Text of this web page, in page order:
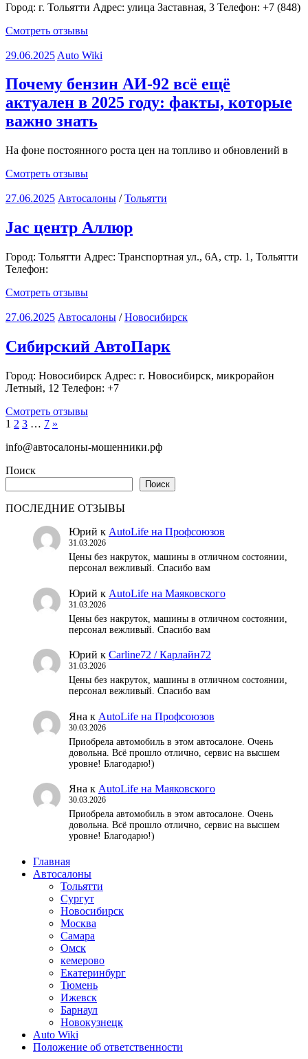
Город: г. Тольятти Адрес: улица Заставная, 3 Телефон: +7 (848)
Смотреть отзывы
29.06.2025 Auto Wiki
Почему бензин АИ-92 всё ещё
актуален в 2025 году: факты, которые
важно знать
На фоне постоянного роста цен на топливо и обновлений в
Смотреть отзывы
27.06.2025 Автосалоны /Тольятти
Jac центр Аллюр
Город: Тольятти Адрес: Транспортная ул., 6А, стр. 1, Тольятти
Телефон:
Смотреть отзывы
27.06.2025 Автосалоны /Новосибирск
Сибирский АвтоПарк
Город: Новосибирск Адрес: г. Новосибирск, микрорайон
Летный, 12 Телефон: +7
Смотреть отзывы
Пагинация
записей
1 2 3 … 7 Следующие
»
info@автосалоны-мошенники.рф
Поиск
Поиск
ПОСЛЕДНИЕ ОТЗЫВЫ
Юрий к AutoLife на Профсоюзов
31.03.2026
Цены без накруток, машины в отличном состоянии,
персонал вежливый. Спасибо вам
Юрий к AutoLife на Маяковского
31.03.2026
Цены без накруток, машины в отличном состоянии,
персонал вежливый. Спасибо вам
Юрий к Carline72 / Карлайн72
31.03.2026
Цены без накруток, машины в отличном состоянии,
персонал вежливый. Спасибо вам
Яна к AutoLife на Профсоюзов
30.03.2026
Приобрела автомобиль в этом автосалоне. Очень
довольна. Всё прошло отлично, сервис на высшем
уровне! Благодарю!)
Яна к AutoLife на Маяковского
30.03.2026
Приобрела автомобиль в этом автосалоне. Очень
довольна. Всё прошло отлично, сервис на высшем
уровне! Благодарю!)
Главная
Автосалоны
Тольятти
Сургут
Новосибирск
Москва
Самара
Омск
кемерово
Екатеринбург
Тюмень
Ижевск
Барнаул
Новокузнецк
Auto Wiki
Положение об ответственности